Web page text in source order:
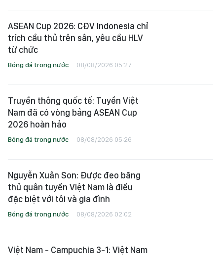
ASEAN Cup 2026: CĐV Indonesia chỉ
trích cầu thủ trên sân, yêu cầu HLV
từ chức
Bóng đá trong nước 08/08/2026 05:27
Truyền thông quốc tế: Tuyển Việt
Nam đã có vòng bảng ASEAN Cup
2026 hoàn hảo
Bóng đá trong nước 08/08/2026 05:26
Nguyễn Xuân Son: Được đeo băng
thủ quân tuyển Việt Nam là điều
đặc biệt với tôi và gia đình
Bóng đá trong nước 08/08/2026 02:02
Việt Nam - Campuchia 3-1: Việt Nam